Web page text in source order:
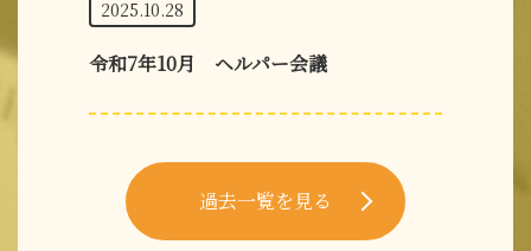
2025.10.28
令和7年10月 ヘルパー会議
過去一覧を見る